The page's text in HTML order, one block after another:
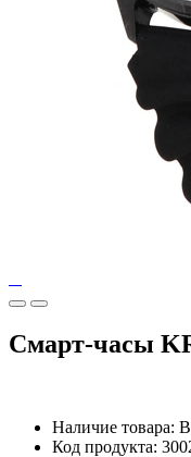
Смарт-часы
Наличие товара:
Код продукта: